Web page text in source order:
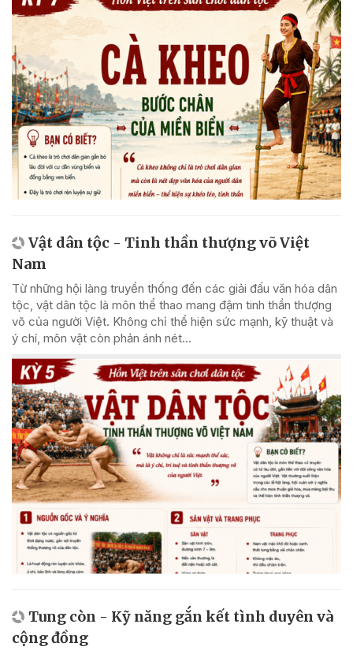
Vật dân tộc - Tinh thần thượng võ Việt
Nam
Từ những hội làng truyền thống đến các giải đấu văn hóa dân
tộc, vật dân tộc là môn thể thao mang đậm tinh thần thượng
võ của người Việt. Không chỉ thể hiện sức mạnh, kỹ thuật và
ý chí, môn vật còn phản ánh nét...
Tung còn - Kỹ năng gắn kết tình duyên và
cộng đồng